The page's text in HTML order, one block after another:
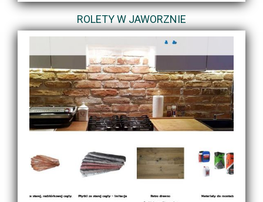
ROLETY W JAWORZNIE